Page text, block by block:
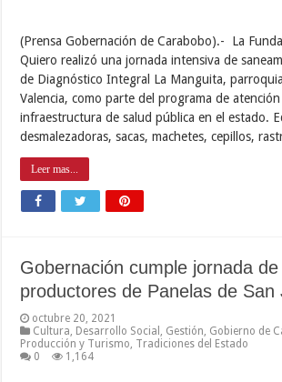
(Prensa Gobernación de Carabobo).- La
Quiero realizó una jornada intensiva de
de Diagnóstico Integral La Manguita,
Valencia, como parte del programa de atención
infraestructura de salud pública en el estado.
desmalezadoras, sacas, machetes, cepillos,
Leer mas...
Gobernación cumple jornada
productores de Panelas de San
octubre 20, 2021
Cultura Desarrollo Social Gestión Gobierno de
Producción y Turismo Tradiciones del Estado
0
1,164